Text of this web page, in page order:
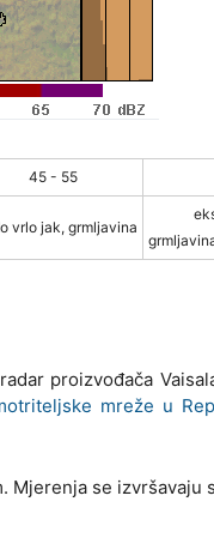
45 - 55
vrlo jak, grmljavina
proizvođača
mreže u
Mjerenja se izvršavaju